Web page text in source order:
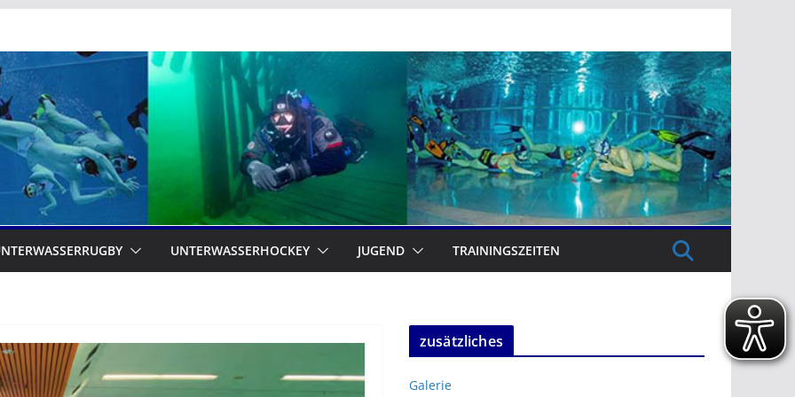
UNTERWASSERHOCKEY JUGEND TRAININGSZEITEN
zusätzliches
Galerie